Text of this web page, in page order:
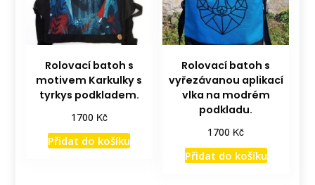
Rolovací batoh s
motivem Karkulky s
tyrkys podkladem.
1700 Kč
Přidat do košíku
Rolovací batoh s
vyřezávanou aplikací
vlka na modrém
podkladu.
1700 Kč
Přidat do košíku